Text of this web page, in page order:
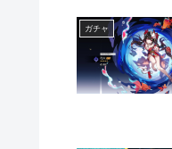
ガチャ